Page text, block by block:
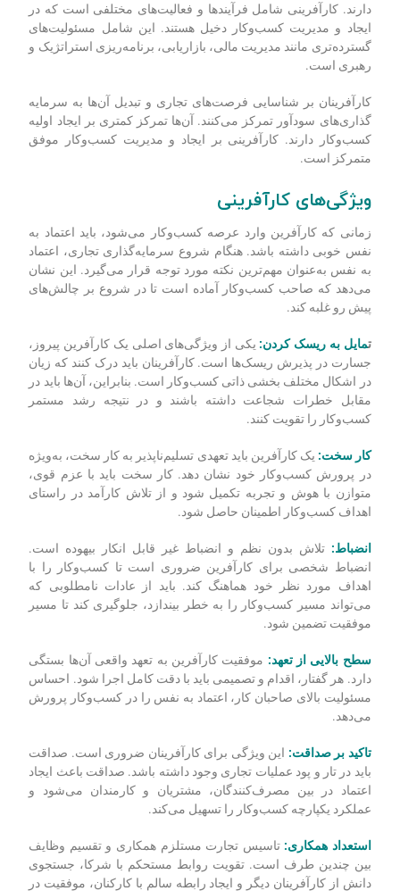
دارند. کارآفرینی شامل فرآیندها و فعالیت‌های مختلفی است که در
ایجاد و مدیریت کسب‌وکار دخیل هستند. این شامل مسئولیت‌های
گسترده‌تری مانند مدیریت مالی، بازاریابی، برنامه‌ریزی استراتژیک و
رهبری است.
کارآفرینان بر شناسایی فرصت‌های تجاری و تبدیل آن‌ها به سرمایه
گذاری‌های سودآور تمرکز می‌کنند. آن‌ها تمرکز کمتری بر ایجاد اولیه
کسب‌وکار دارند. کارآفرینی بر ایجاد و مدیریت کسب‌وکار موفق
متمرکز است.
ویژگی‌های کارآفرینی
زمانی که کارآفرین وارد عرصه کسب‌وکار می‌شود، باید اعتماد به
نفس خوبی داشته باشد. هنگام شروع سرمایه‌گذاری تجاری، اعتماد
به نفس به‌عنوان مهم‌ترین نکته مورد توجه قرار می‌گیرد. این نشان
می‌دهد که صاحب کسب‌وکار آماده است تا در شروع بر چالش‌های
پیش رو غلبه کند.
تمایل به ریسک کردن: یکی از ویژگی‌های اصلی یک کارآفرین پیروز،
جسارت در پذیرش ریسک‌ها است. کارآفرینان باید درک کنند که زیان
در اشکال مختلف بخشی ذاتی کسب‌وکار است. بنابراین، آن‌ها باید در
مقابل خطرات شجاعت داشته باشند و در نتیجه رشد مستمر
کسب‌وکار را تقویت کنند.
کار سخت: یک کارآفرین باید تعهدی تسلیم‌ناپذیر به کار سخت، به‌ویژه
در پرورش کسب‌وکار خود نشان دهد. کار سخت باید با عزم قوی،
متوازن با هوش و تجربه تکمیل شود و از تلاش کارآمد در راستای
اهداف کسب‌وکار اطمینان حاصل شود.
انضباط:تلاش بدون نظم و انضباط غیر قابل انکار بیهوده است.
انضباط شخصی برای کارآفرین ضروری است تا کسب‌وکار را با
اهداف مورد نظر خود هماهنگ کند. باید از عادات نامطلوبی که
می‌تواند مسیر کسب‌وکار را به خطر بیندازد، جلوگیری کند تا مسیر
موفقیت تضمین شود.
سطح بالایی از تعهد: موفقیت کارآفرین به تعهد واقعی آن‌ها بستگی
دارد. هر گفتار، اقدام و تصمیمی باید با دقت کامل اجرا شود. احساس
مسئولیت بالای صاحبان کار، اعتماد به نفس را در کسب‌وکار پرورش
می‌دهد.
تاکید بر صداقت: این ویژگی برای کارآفرینان ضروری است. صداقت
باید در تار و پود عملیات تجاری وجود داشته باشد. صداقت باعث ایجاد
اعتماد در بین مصرف‌کنندگان، مشتریان و کارمندان می‌شود و
عملکرد یکپارچه کسب‌وکار را تسهیل می‌کند.
استعداد همکاری: تاسیس تجارت مستلزم همکاری و تقسیم وظایف
بین چندین طرف است. تقویت روابط مستحکم با شرکا، جستجوی
دانش از کارآفرینان دیگر و ایجاد رابطه سالم با کارکنان، موفقیت در